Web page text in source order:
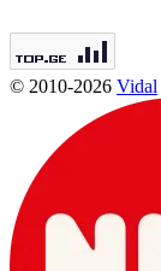
© 2010-2026 Vidal